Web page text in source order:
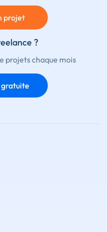
projet
?
projets chaque mois